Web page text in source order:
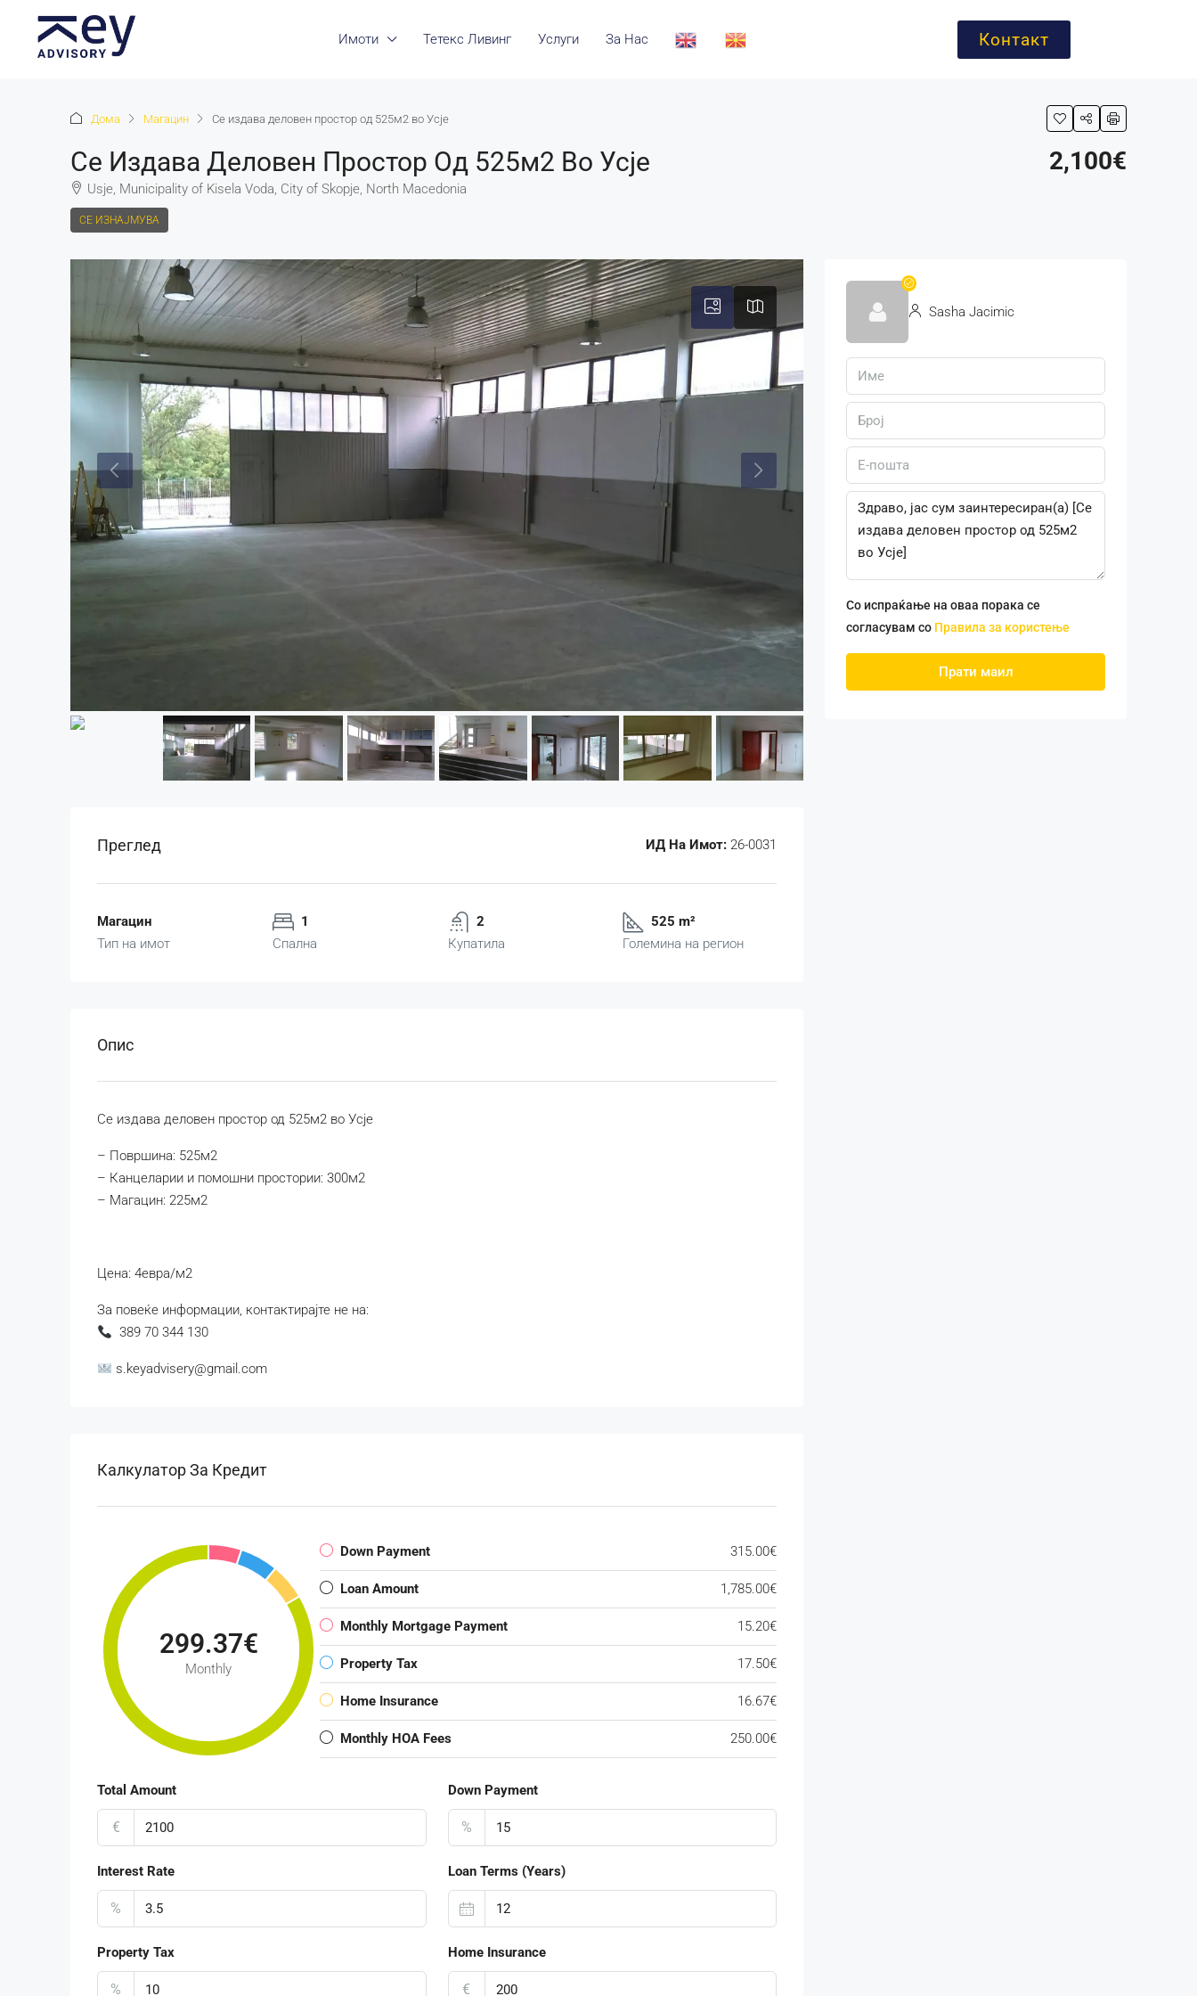
Имоти Тетекс Ливинг Услуги За Нас Контакт
Дома Магацин Се издава деловен простор од 525м2 во Усје
Се Издава Деловен Простор Од 525м2 Во Усје
Usje, Municipality of Kisela Voda, City of Skopje, North Macedonia
СЕ ИЗНАЈМУВА
2,100€
Преглед ИД На Имот: 26-0031
Магацин
Тип на имот
1
Спална
2
Купатила
525 m²
Големина на регион
Опис
Се издава деловен простор од 525м2 во Усје
– Површина: 525м2
– Канцеларии и помошни простории: 300м2
– Магацин: 225м2
Цена: 4евра/м2
За повеќе информации, контактирајте не на:
389 70 344 130
s.keyadvisery@gmail.com
Калкулатор За Кредит
299.37€
Monthly
Down Payment 315.00€
Loan Amount 1,785.00€
Monthly Mortgage Payment 15.20€
Property Tax 17.50€
Home Insurance 16.67€
Monthly HOA Fees 250.00€
Total Amount
€
Down Payment
%
Interest Rate
%
Loan Terms (Years)
Property Tax
%
Home Insurance
€
Sasha Jacimic
Со испраќање на оваа порака се
согласувам со Правила за користење
Прати маил